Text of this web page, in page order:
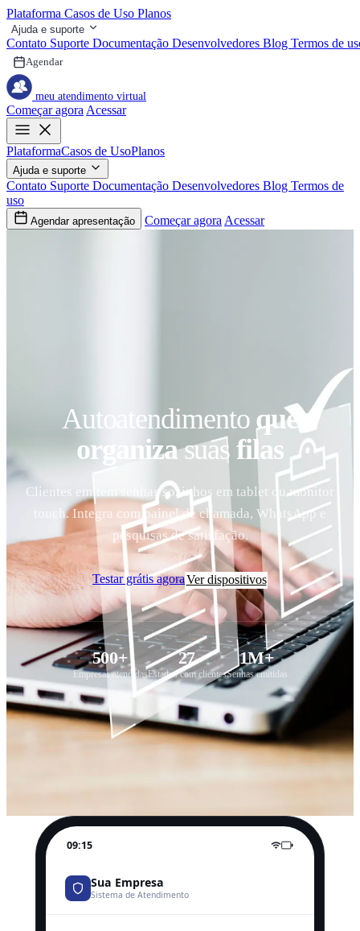
Plataforma Casos de Uso Planos
Ajuda e suporte
Contato Suporte Documentação Desenvolvedores Blog Termos de
Agendar
meu atendimento virtual
Começar agora Acessar
PlataformaCasos de UsoPlanos
Ajuda e suporte
Contato Suporte Documentação Desenvolvedores Blog Termos de
uso
Agendar apresentação Começar agora Acessar
Autoatendimento que
organizasuas filas
Clientes emitem senhas sozinhos em tablet ou monitor
touch. Integra com painel de chamada, WhatsApp e
pesquisas de satisfação.
Testar grátis agoraVer dispositivos
500+
Empresas atendidas
27
Estados com clientes
1M+
Senhas emitidas
09:15
Sua Empresa
Sistema de Atendimento